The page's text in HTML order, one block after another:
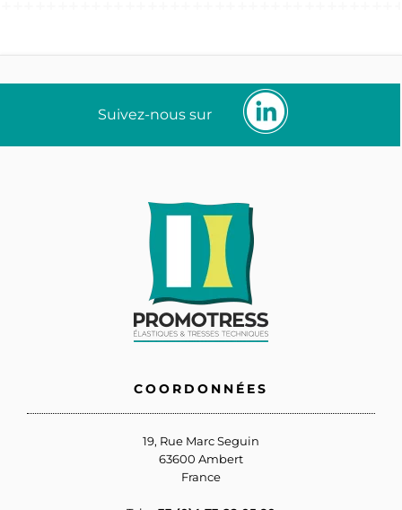
Suivez-nous sur
COORDONNÉES
19, Rue Marc Seguin
63600 Ambert
France